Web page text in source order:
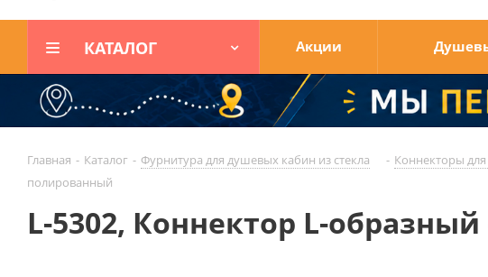
КАТАЛОГ Акции
Главная - Каталог - Фурнитура для душевых кабин из стекла - Коннекторы
полированный
L-5302, Коннектор L-